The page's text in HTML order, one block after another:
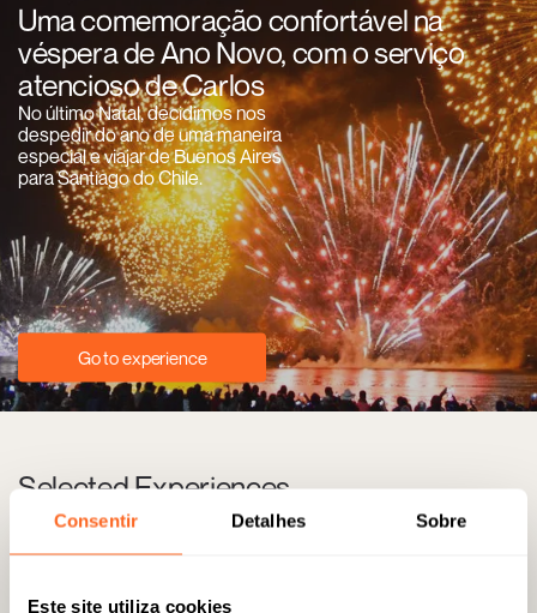
Consentir Detalhes Sobre
Este site utiliza cookies
Uma comemoração confortável na
véspera de Ano Novo, com o serviço
atencioso de Carlos
No último Natal, decidimos nos
despedir do ano de uma maneira
especial e viajar de Buenos Aires
para Santiago do Chile.
Go to experience
Selected Experiences